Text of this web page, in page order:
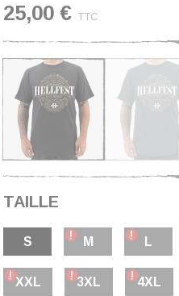
25,00 € TTC
TAILLE
S M L
XXL 3XL 4XL